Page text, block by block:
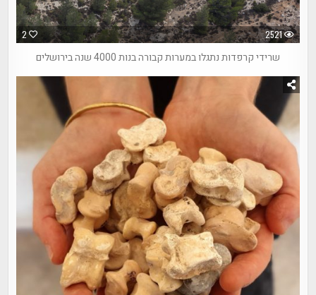
2 2521
שרידי קרפדות נתגלו במערות קבורה בנות 4000 שנה בירושלים